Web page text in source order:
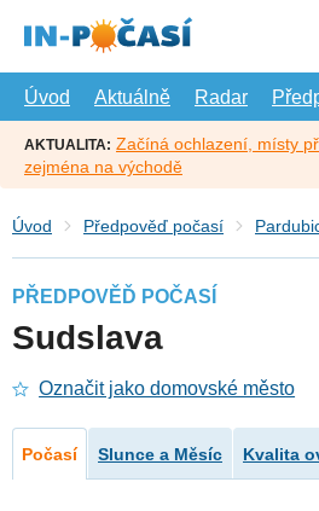
hlavní
Úvod
Aktuálně Radar
AKTUALITA: Začíná ochlazení, místy
zejména na východě
Úvod Předpověď počasí
PŘEDPOVĚĎ POČASÍ
Sudslava
Označit jako domovské město
Počasí Slunce a Měsíc Kvalita